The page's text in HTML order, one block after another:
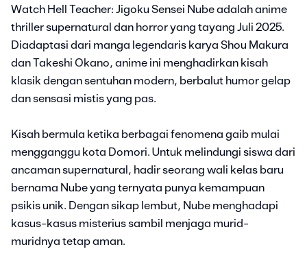
Watch Hell Teacher: Jigoku Sensei Nube adalah anime
thriller supernatural dan horror yang tayang Juli 2025.
Diadaptasi dari manga legendaris karya Shou Makura
dan Takeshi Okano, anime ini menghadirkan kisah
klasik dengan sentuhan modern, berbalut humor gelap
dan sensasi mistis yang pas.
Kisah bermula ketika berbagai fenomena gaib mulai
mengganggu kota Domori. Untuk melindungi siswa dari
ancaman supernatural, hadir seorang wali kelas baru
bernama Nube yang ternyata punya kemampuan
psikis unik. Dengan sikap lembut, Nube menghadapi
kasus-kasus misterius sambil menjaga murid-
muridnya tetap aman.